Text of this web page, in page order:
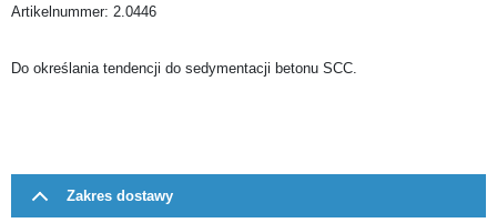
Artikelnummer: 2.0446
Do określania tendencji do sedymentacji betonu SCC.
Zakres dostawy